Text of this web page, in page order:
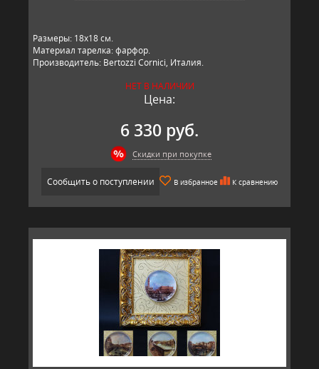
​Размеры: 18х18 см.
Материал тарелка: фарфор.
Производитель: Bertozzi Cornici, Италия.
НЕТ В НАЛИЧИИ
Цена:
6 330 руб.
Скидки при покупке
Сообщить о поступлении В избранное К сравнению